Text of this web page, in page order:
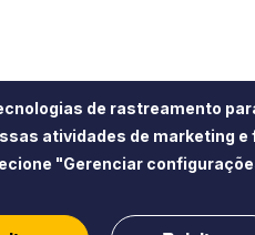
de rastreamento
atividades de marketing
"Gerenciar